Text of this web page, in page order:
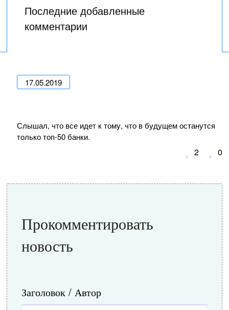
Последние добавленные
комментарии
17.05.2019
Слышал, что все идет к тому, что в будущем останутся
только топ-50 банки.
2 0
Прокомментировать
новость
Заголовок / Автор